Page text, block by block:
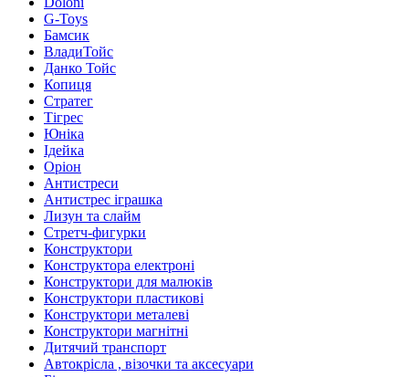
G-Toys
Бамсик
ВладиТойс
Данко Тойс
Копиця
Стратег
Тігрес
Юніка
Ідейка
Оріон
Антистреси
Антистрес іграшка
Лизун та слайм
Стретч-фигурки
Конструктори
Конструктора електроні
Конструктори для малюків
Конструктори пластикові
Конструктори металеві
Конструктори магнітні
Дитячий транспорт
Автокрісла , візочки та аксесуари